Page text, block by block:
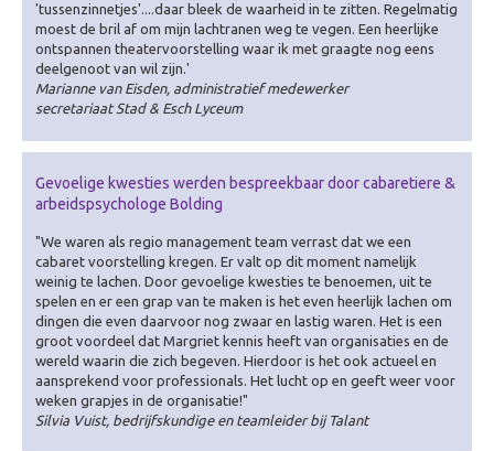
'tussenzinnetjes'....daar bleek de waarheid in te zitten. Regelmatig
moest de bril af om mijn lachtranen weg te vegen. Een heerlijke
ontspannen theatervoorstelling waar ik met graagte nog eens
deelgenoot van wil zijn.'
Marianne van Eisden, administratief medewerker
secretariaat Stad & Esch Lyceum
Gevoelige kwesties werden bespreekbaar door cabaretiere &
arbeidspsychologe Bolding
"We waren als regio management team verrast dat we een
cabaret voorstelling kregen. Er valt op dit moment namelijk
weinig te lachen. Door gevoelige kwesties te benoemen, uit te
spelen en er een grap van te maken is het even heerlijk lachen om
dingen die even daarvoor nog zwaar en lastig waren. Het is een
groot voordeel dat Margriet kennis heeft van organisaties en de
wereld waarin die zich begeven. Hierdoor is het ook actueel en
aansprekend voor professionals. Het lucht op en geeft weer voor
weken grapjes in de organisatie!"
Silvia Vuist, bedrijfskundige en teamleider bij Talant